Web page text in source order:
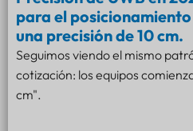
para el
una precisión de 10 cm.
Seguimos viendo el mismo
cotización: los equipos
cm".